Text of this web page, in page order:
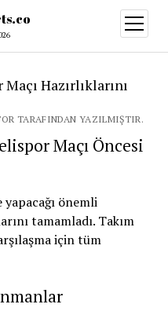
aç
Hazırlıklarını
TARAFINDAN YAZILMIŞTIR.
Maçı Öncesi
önemli
tamamladı. Takım
için tüm